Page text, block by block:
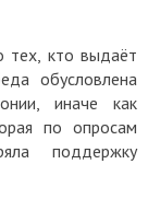
тех, кто выдаёт
обусловлена
иначе как
по опросам
поддержку